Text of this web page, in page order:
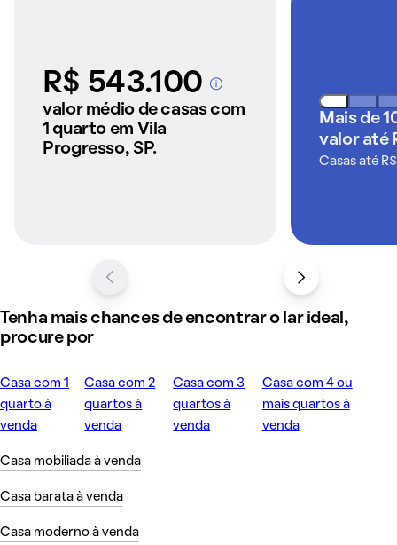
R$ 543.100A partir dos imóveis
anunciados pelo
valor médio de casas com
1 quarto em Vila
Progresso, SP.
Mais de
valor até
Casas até
Tenha mais chances de encontrar o lar ideal,
procure por
Casa com 1
quarto à
venda
Casa com 2
quartos à
venda
Casa com 3
quartos à
venda
Casa com 4 ou
mais quartos à
venda
Casa mobiliada à venda
Casa barata à venda
Casa moderno à venda